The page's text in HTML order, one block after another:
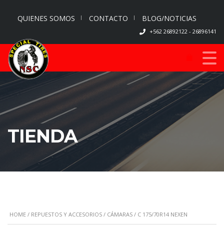
QUIENES SOMOS CONTACTO BLOG/NOTICIAS
+562 26892122 - 26896141
TIENDA
HOME / REPUESTOS Y ACCESORIOS / CÁMARAS / C 175/70R14 NEXEN